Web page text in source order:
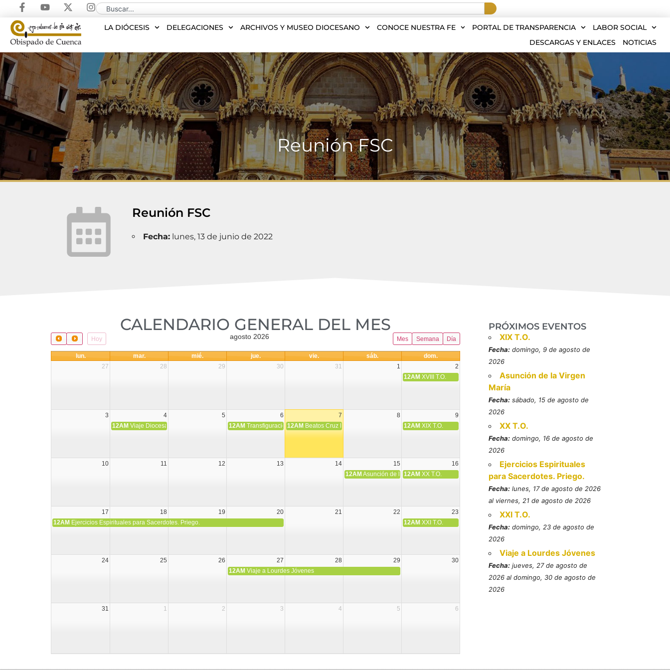
LA DIÓCESIS DELEGACIONES ARCHIVOS Y MUSEO DIOCESANO CONOCE NUESTRA FE PORTAL DE TRANSPARENCIA
LABOR SOCIAL
DESCARGAS Y ENLACES
NOTICIAS
Reunión FSC
Reunión FSC
Fecha:lunes, 13 de junio de 2022
CALENDARIO GENERAL DEL MES​
Hoy Mes Semana Día
agosto 2026
lun. mar. mié. jue. vie. sáb.
dom.
27
28 29 30 31 1
2
12AM XVIII T.O.
3 4 5 6 7 8
9
12AM Viaje Diocesano a Japón. 12AM Transfiguración del Señor
12AM Beatos Cruz Laplana, obispo, y Fernando Español, presbítero, mártires (MO)
12AM XIX T.O.
10 11 12 13 14 15
16
12AM Asunción de la Virgen María
12AM XX T.O.
17 18 19 20 21 22
23
12AM Ejercicios Espirituales para Sacerdotes. Priego. 12AM XXI T.O.
24 25 26 27 28 29
30
12AM Viaje a Lourdes Jóvenes
31 1 2 3 4 5 6
PRÓXIMOS EVENTOS
XIX T.O.
Fecha: domingo, 9 de agosto de
2026
Asunción de la Virgen
María
Fecha: sábado, 15 de agosto de
2026
XX T.O.
Fecha: domingo, 16 de agosto de
2026
Ejercicios Espirituales
para Sacerdotes. Priego.
Fecha: lunes, 17 de agosto de 2026
al viernes, 21 de agosto de 2026
XXI T.O.
Fecha: domingo, 23 de agosto de
2026
Viaje a Lourdes Jóvenes
Fecha: jueves, 27 de agosto de
2026 al domingo, 30 de agosto de
2026